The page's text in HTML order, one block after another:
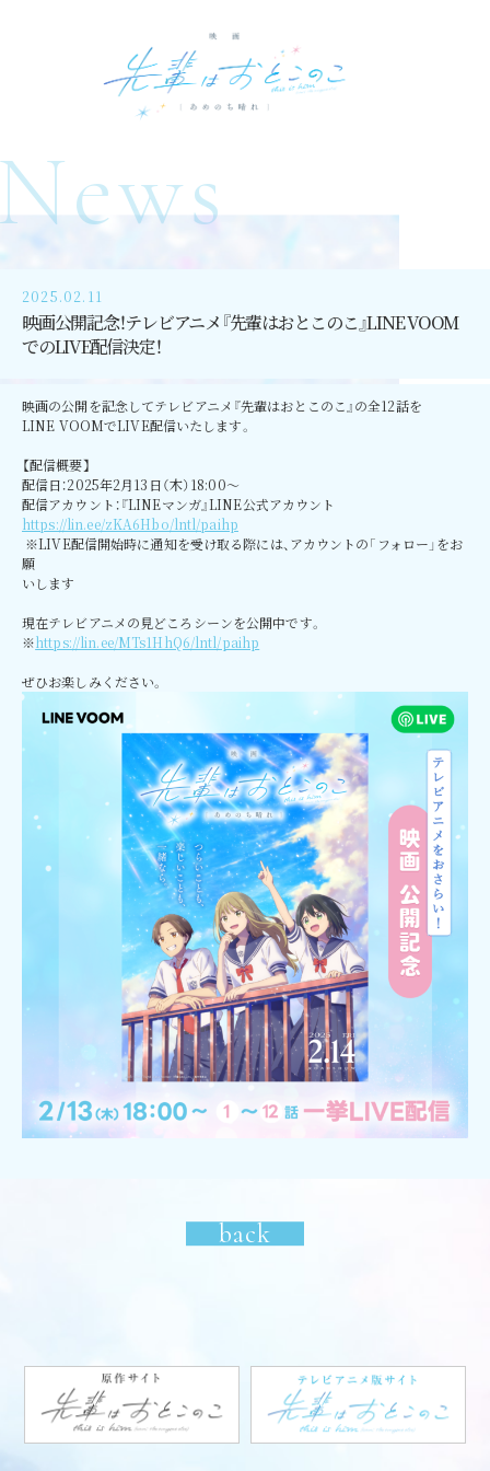
2025.02.11
映画公開記念！テレビアニメ『先輩はおとこのこ』LINE VOOM
でのLIVE配信決定！
映画の公開を記念してテレビアニメ『先輩はおとこのこ』の全12話を
LINE VOOMでLIVE配信いたします。
【配信概要】
配信日：2025年2月13日（木）18:00～
配信アカウント：『LINEマンガ』LINE公式アカウント
https://lin.ee/zKA6Hbo/lntl/paihp
※LIVE配信開始時に通知を受け取る際には、アカウントの「フォロー」をお
願
いします
現在テレビアニメの見どころシーンを公開中です。
※https://lin.ee/MTs1HhQ6/lntl/paihp
ぜひお楽しみください。
back
News
Introduction
Story
Staff&Cast
Character
Music
Theater
Ticket
Novelty
Blu-ray&DVD
Goods